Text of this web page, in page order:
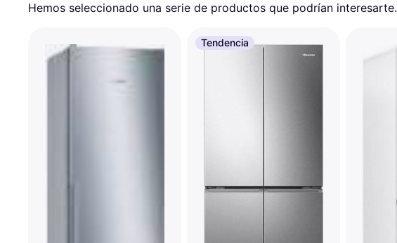
Hemos seleccionado una serie de productos que podrían interesarte.
Tendencia